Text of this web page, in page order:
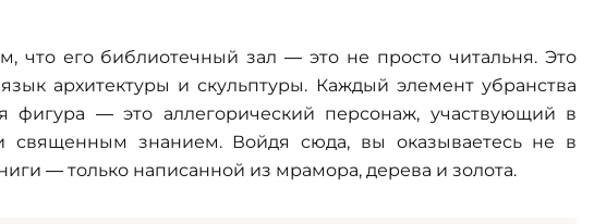
что его библиотечный зал — это не просто читальня. Это
архитектуры и скульптуры. Каждый элемент убранства
фигура — это аллегорический персонаж, участвующий в
знанием. Войдя сюда, вы оказываетесь не в
— только написанной из мрамора, дерева и золота.